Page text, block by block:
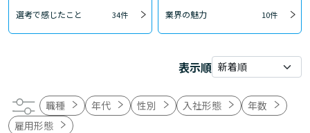
選考で感じたこと 34件 業界の魅力 10件
表示順
職種 年代 性別 入社形態
年数
雇用形態